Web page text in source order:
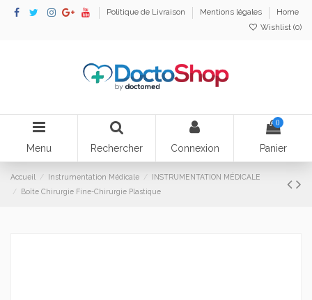
Politique de Livraison Mentions légales
Home
Wishlist (0)
Menu Rechercher Connexion
0
Panier
Accueil Instrumentation Médicale
INSTRUMENTATION MÉDICALE
Boîte Chirurgie Fine-Chirurgie Plastique